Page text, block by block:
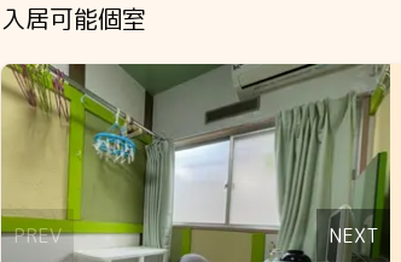
入居可能個室
Slide 1 of 5
PREV NEXT